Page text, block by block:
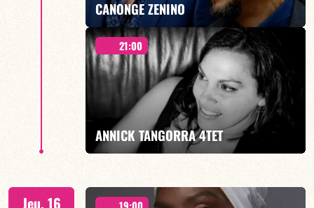
CANONGE ZENINO
Duo Jazz - 19h00
21:00
ANNICK TANGORRA 4TET
Jeu. 16